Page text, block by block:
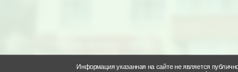
Информация указанная на сайте не является